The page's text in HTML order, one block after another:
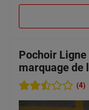
Pochoir
marquage de
(4)